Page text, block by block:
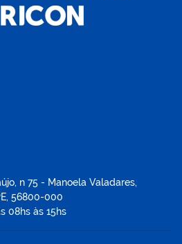
n 75 - Manoela Valadares,
56800-000
08hs às 15hs